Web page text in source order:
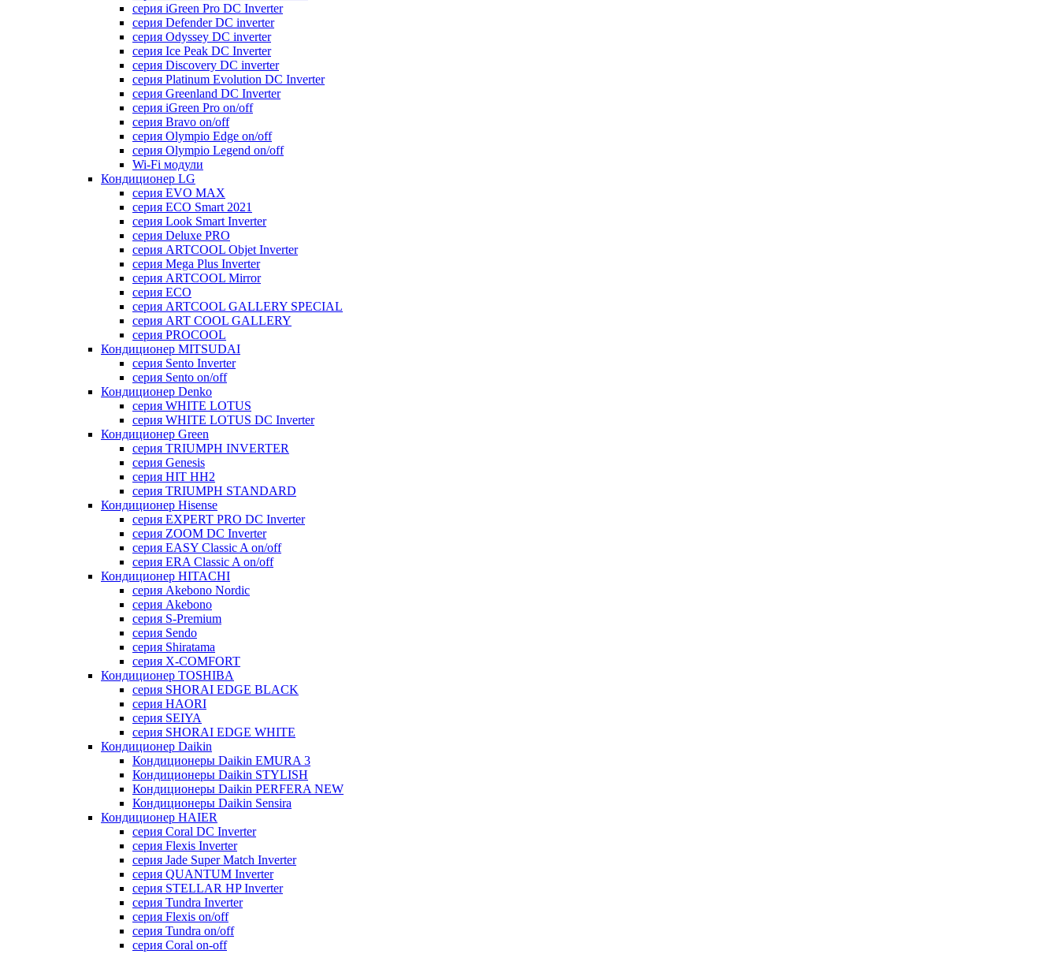
серия iGreen Pro DC Inverter
серия Defender DC inverter
серия Odyssey DC inverter
серия Ice Peak DС Inverter
cерия Discovery DC inverter
серия Platinum Evolution DC Inverter
серия Greenland DC Inverter
серия iGreen Pro on/off
серия Bravo on/off
серия Olympio Edge on/off
серия Olympio Legend on/off
Wi-Fi модули
Кондиционер LG
серия EVO MAX
серия ECO Smart 2021
серия Look Smart Inverter
серия Deluxe PRO
серия ARTCOOL Objet Inverter
серия Mega Plus Inverter
серия ARTCOOL Mirror
серия ECO
серия ARTCOOL GALLERY SPECIAL
серия ART COOL GALLERY
серия PROCOOL
Кондиционер MITSUDAI
серия Sento Inverter
серия Sento on/off
Кондиционер Denko
серия WHITE LOTUS
серия WHITE LOTUS DC Inverter
Кондиционер Green
серия TRIUMPH INVERTER
серия Genesis
серия HIT HH2
серия TRIUMPH STANDARD
Кондиционер Hisense
серия EXPERT PRO DC Inverter
серия ZOOM DC Inverter
серия EASY Classic A on/off
серия ERA Classic A on/off
Кондиционер HITACHI
cерия Akebono Nordic
серия Akebono
серия S-Premium
серия Sendo
серия Shiratama
серия X-COMFORT
Кондиционер TOSHIBA
серия SHORAI EDGE BLACK
серия HAORI
серия SEIYA
серия SHORAI EDGE WHITE
Кондиционер Daikin
Кондиционеры Daikin EMURA 3
Кондиционеры Daikin STYLISH
Кондиционеры Daikin PERFERA NEW
Кондиционеры Daikin Sensira
Кондиционер HAIER
серия Coral DC Inverter
серия Flexis Inverter
серия Jade Super Match Inverter
серия QUANTUM Inverter
серия STELLAR HP Inverter
серия Tundra Inverter
серия Flexis on/off
серия Tundra on/off
серия Coral on-off